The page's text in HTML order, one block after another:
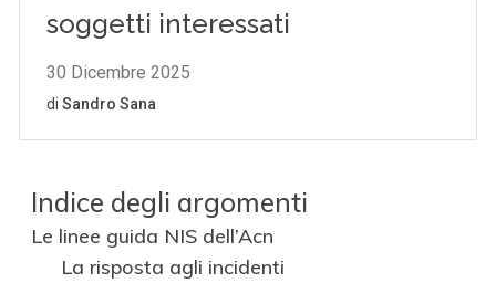
Indice degli argomenti
Le linee guida NIS dell’Acn
La risposta agli incidenti